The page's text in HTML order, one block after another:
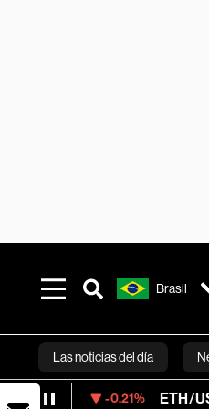
Brasil
Las noticias del día
ETH/USD 1,872.90